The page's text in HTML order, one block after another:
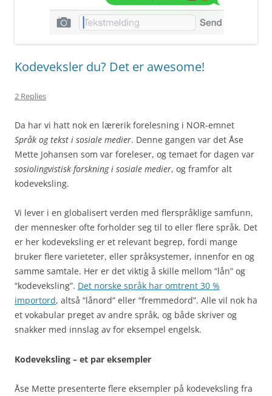
Kodeveksler du? Det er awesome!
2 Replies
Da har vi hatt nok en lærerik forelesning i NOR-emnet
Språk og tekst i sosiale medier. Denne gangen var det Åse
Mette Johansen som var foreleser, og temaet for dagen var
sosiolingvistisk forskning i sosiale medier, og framfor alt
kodeveksling.
Vi lever i en globalisert verden med flerspråklige samfunn,
der mennesker ofte forholder seg til to eller flere språk. Det
er her kodeveksling er et relevant begrep, fordi mange
bruker flere varieteter, eller språksystemer, innenfor en og
samme samtale. Her er det viktig å skille mellom “lån” og
“kodeveksling”. Det norske språk har omtrent 30 %
importord, altså “lånord” eller “fremmedord”. Alle vil nok ha
et vokabular preget av andre språk, og både skriver og
snakker med innslag av for eksempel engelsk.
Kodeveksling – et par eksempler
Åse Mette presenterte flere eksempler på kodeveksling fra